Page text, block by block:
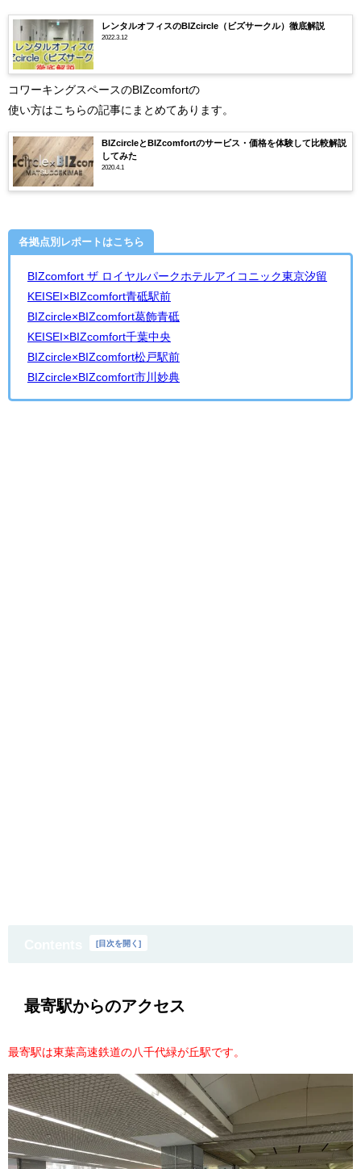
レンタルオフィスのBIZcircle（ビズサークル）徹底解説
2022.3.12
コワーキングスペースのBIZcomfortの
使い方はこちらの記事にまとめてあります。
BIZcircleとBIZcomfortのサービス・価格を体験して比較解説
してみた
2020.4.1
各拠点別レポートはこちら
BIZcomfort ザ ロイヤルパークホテルアイコニック東京汐留
KEISEI×BIZcomfort青砥駅前
BIZcircle×BIZcomfort葛飾青砥
KEISEI×BIZcomfort千葉中央
BIZcircle×BIZcomfort松戸駅前
BIZcircle×BIZcomfort市川妙典
[目次を開く ]
最寄駅からのアクセス
最寄駅は東葉高速鉄道の八千代緑が丘駅です。